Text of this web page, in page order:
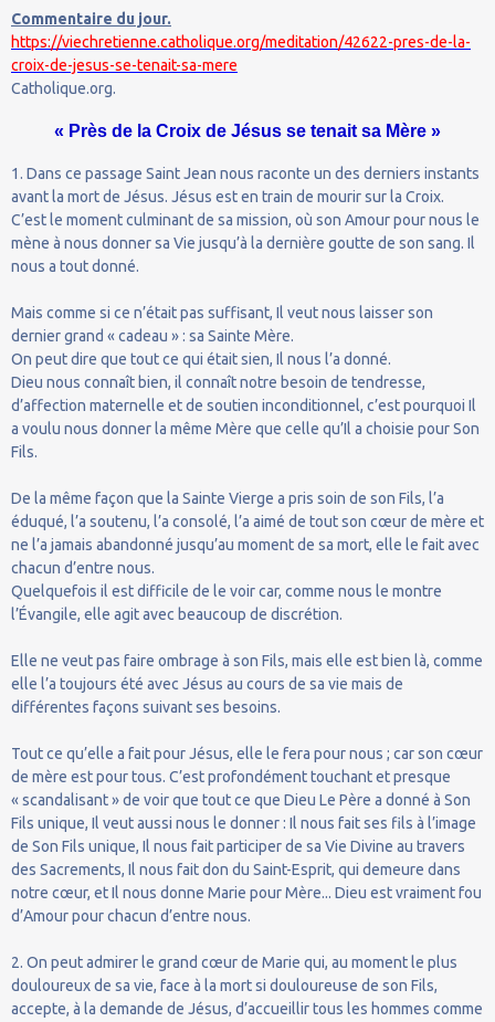
Commentaire du jour.
https://viechretienne.catholique.org/meditation/42622-pres-de-la-
croix-de-jesus-se-tenait-sa-mere
Catholique.org.
« Près de la Croix de Jésus se tenait sa Mère »
1. Dans ce passage Saint Jean nous raconte un des derniers instants
avant la mort de Jésus. Jésus est en train de mourir sur la Croix.
C’est le moment culminant de sa mission, où son Amour pour nous le
mène à nous donner sa Vie jusqu’à la dernière goutte de son sang. Il
nous a tout donné.
Mais comme si ce n’était pas suffisant, Il veut nous laisser son
dernier grand « cadeau » : sa Sainte Mère.
On peut dire que tout ce qui était sien, Il nous l’a donné.
Dieu nous connaît bien, il connaît notre besoin de tendresse,
d’affection maternelle et de soutien inconditionnel, c’est pourquoi Il
a voulu nous donner la même Mère que celle qu’Il a choisie pour Son
Fils.
De la même façon que la Sainte Vierge a pris soin de son Fils, l’a
éduqué, l’a soutenu, l’a consolé, l’a aimé de tout son cœur de mère et
ne l’a jamais abandonné jusqu’au moment de sa mort, elle le fait avec
chacun d’entre nous.
Quelquefois il est difficile de le voir car, comme nous le montre
l’Évangile, elle agit avec beaucoup de discrétion.
Elle ne veut pas faire ombrage à son Fils, mais elle est bien là, comme
elle l’a toujours été avec Jésus au cours de sa vie mais de
différentes façons suivant ses besoins.
Tout ce qu’elle a fait pour Jésus, elle le fera pour nous ; car son cœur
de mère est pour tous. C’est profondément touchant et presque
« scandalisant » de voir que tout ce que Dieu Le Père a donné à Son
Fils unique, Il veut aussi nous le donner : Il nous fait ses fils à l’image
de Son Fils unique, Il nous fait participer de sa Vie Divine au travers
des Sacrements, Il nous fait don du Saint-Esprit, qui demeure dans
notre cœur, et Il nous donne Marie pour Mère... Dieu est vraiment fou
d’Amour pour chacun d’entre nous.
2. On peut admirer le grand cœur de Marie qui, au moment le plus
douloureux de sa vie, face à la mort si douloureuse de son Fils,
accepte, à la demande de Jésus, d’accueillir tous les hommes comme